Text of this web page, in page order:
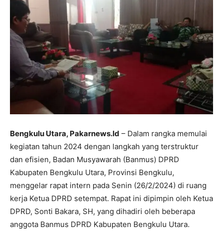
Bengkulu Utara, Pakarnews.Id – Dalam rangka memulai
kegiatan tahun 2024 dengan langkah yang terstruktur
dan efisien, Badan Musyawarah (Banmus) DPRD
Kabupaten Bengkulu Utara, Provinsi Bengkulu,
menggelar rapat intern pada Senin (26/2/2024) di ruang
kerja Ketua DPRD setempat. Rapat ini dipimpin oleh Ketua
DPRD, Sonti Bakara, SH, yang dihadiri oleh beberapa
anggota Banmus DPRD Kabupaten Bengkulu Utara.